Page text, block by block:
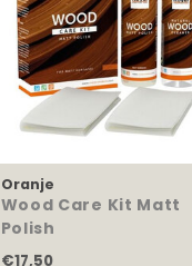
Oranje
Wood Care Kit Matt
Polish
€17,50